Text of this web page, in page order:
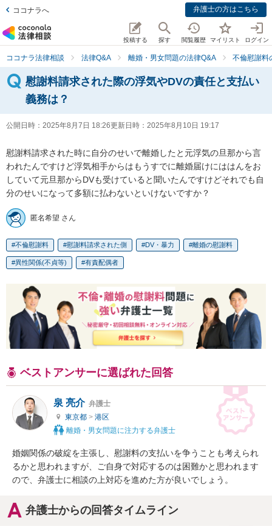
ココナラへ 弁護士の方はこちら
投稿する 探す 閲覧履歴 マイリスト ログイン
ココナラ法律相談 法律Q&A 離婚・男女問題の法律Q&A 不倫慰謝料
慰謝料請求された際の浮気やDVの責任と支払い
義務は？
公開日時： 2025年8月7日 18:26更新日時： 2025年8月10日 19:17
慰謝料請求された時に自分のせいで離婚したと元浮気の旦那から言
われたんですけど浮気相手からはもうすでに離婚届けにははんをお
していて元旦那からDVも受けていると聞いたんですけどそれでも自
分のせいになって多額に払わないといけないですか？
匿名希望 さん
不倫慰謝料 慰謝料請求された側 DV・暴力 離婚の慰謝料
異性関係(不貞等) 有責配偶者
ベストアンサーに選ばれた回答
泉 亮介 弁護士
東京都 > 港区
離婚・男女問題に注力する弁護士
婚姻関係の破綻を主張し、慰謝料の支払いを争うことも考えられ
るかと思われますが、ご自身で対応するのは困難かと思われます
ので、弁護士に相談の上対応を進めた方が良いでしょう。
弁護士からの回答タイムライン